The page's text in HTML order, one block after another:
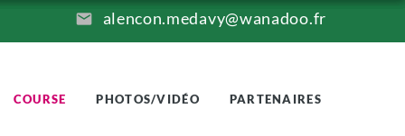
alencon.medavy@wanadoo.fr
COURSE PHOTOS/VIDÉO PARTENAIRES